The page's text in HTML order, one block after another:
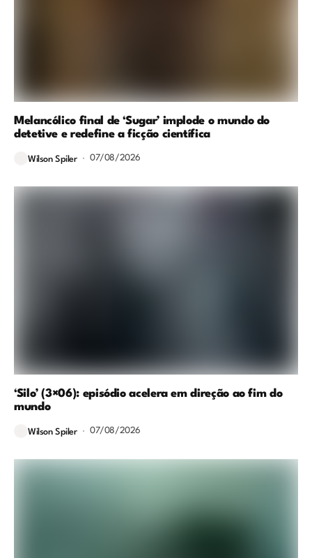
Melancólico final de ‘Sugar’ implode o mundo do
detetive e redefine a ficção científica
Wilson Spiler 07/08/2026
‘Silo’ (3×06): episódio acelera em direção ao fim do
mundo
Wilson Spiler 07/08/2026